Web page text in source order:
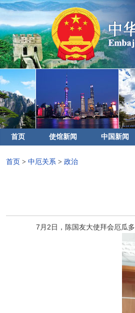
首页 使馆新闻 中国新闻
首页 > 中厄关系 > 政治
7月2日，陈国友大使拜会厄瓜多